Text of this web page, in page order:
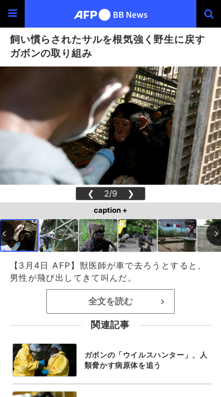
飼い慣らされたサルを根気強く野生に戻す
ガボンの取り組み
❮ 2/9 ❯
caption +
【3月4日 AFP】獣医師が車で去ろうとすると、
男性が飛び出してきて叫んだ。
全文を読む >
関連記事
ガボンの「ウイルスハンター」、人
類脅かす病原体を追う